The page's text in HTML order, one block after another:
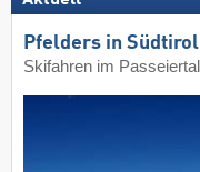
Pfelders in Südtirol
Skifahren im Passeiertal